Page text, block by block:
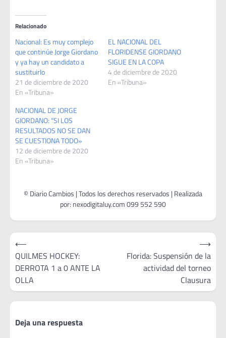
Relacionado
Nacional: Es muy complejo
que continúe Jorge Giordano
y ya hay un candidato a
sustituirlo
21 de diciembre de 2020
En «Tribuna»
EL NACIONAL DEL
FLORIDENSE GIORDANO
SIGUE EN LA COPA
4 de diciembre de 2020
En «Tribuna»
NACIONAL DE JORGE
GIORDANO: “SI LOS
RESULTADOS NO SE DAN
SE CUESTIONA TODO»
12 de diciembre de 2020
En «Tribuna»
Navegación
de
entradas
⟵
QUILMES HOCKEY:
DERROTA 1 a 0 ANTE LA
OLLA
Florida: Suspensión de la
actividad del torneo
Clausura
⟶
Deja una respuesta